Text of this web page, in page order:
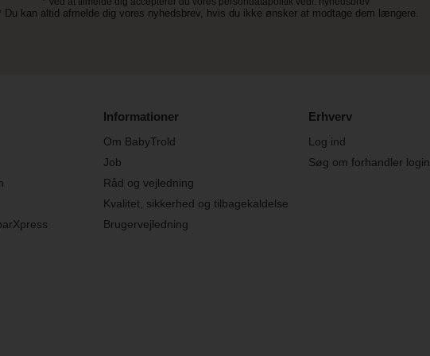
Du kan altid afmelde dig vores nyhedsbrev, hvis du ikke ønsker at modtage dem længere.
Informationer
Om BabyTrold
Job
Råd og vejledning
Kvalitet, sikkerhed og tilbagekaldelse
Brugervejledning
Erhverv
Log ind
Søg om forhandler login